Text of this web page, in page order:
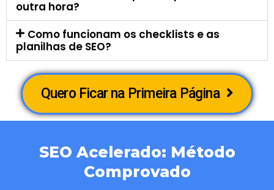
outra hora?
Como funcionam os checklists e as
planilhas de SEO?
Quero Ficar na Primeira Página
SEO Acelerado: Método
Comprovado